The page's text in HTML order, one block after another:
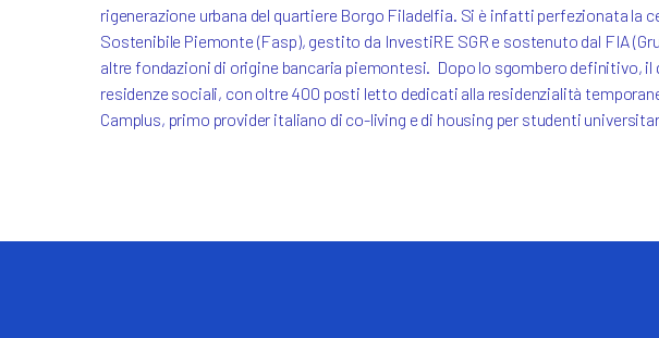
rigenerazione urbana del quartiere Borgo Filadelfia. Si è infatti perfezionata la
Sostenibile Piemonte (Fasp), gestito da InvestiRE SGR e sostenuto dal FIA
altre fondazioni di origine bancaria piemontesi. Dopo lo sgombero definitivo,
residenze sociali, con oltre 400 posti letto dedicati alla residenzialità
Camplus, primo provider italiano di co-living e di housing per studenti